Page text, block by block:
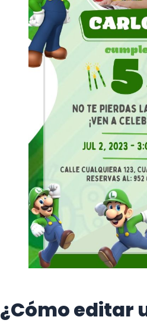
¿Cómo editar